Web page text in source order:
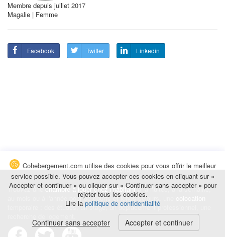
Membre depuis juillet 2017
Magalie | Femme
Facebook Twitter Linkedin
Trouvez unechambre à louer chez l'habitantà la nuitée, à la semaine,
au mois ou à l'année pour de courts et longs séjours, une
temporaire : des études, un stage, un déplacement professionnel, une
Cohebergement.com utilise des cookies pour vous offrir le meilleur
service possible. Vous pouvez accepter ces cookies en cliquant sur «
Accepter et continuer » ou cliquer sur « Continuer sans accepter » pour
rejeter tous les cookies.
Lire la politique de confidentialité
Continuer sans accepter Accepter et continuer